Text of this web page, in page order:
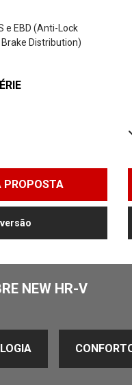
e EBD (Anti-Lock
Distribution)
PROPOSTA
NEW HR-V